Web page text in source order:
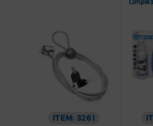
ITEM: 3261